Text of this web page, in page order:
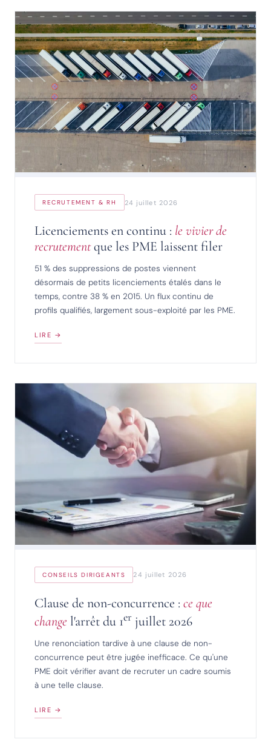
RECRUTEMENT & RH 24 juillet 2026
Licenciements en continu : le vivier de
recrutementque les PME laissent filer
51 % des suppressions de postes viennent
désormais de petits licenciements étalés dans le
temps, contre 38 % en 2015. Un flux continu de
profils qualifiés, largement sous-exploité par les PME.
LIRE →
CONSEILS DIRIGEANTS 24 juillet 2026
Clause de non-concurrence : ce que
changel'arrêt du 1er juillet 2026
Une renonciation tardive à une clause de non-
concurrence peut être jugée inefficace. Ce qu'une
PME doit vérifier avant de recruter un cadre soumis
à une telle clause.
LIRE →